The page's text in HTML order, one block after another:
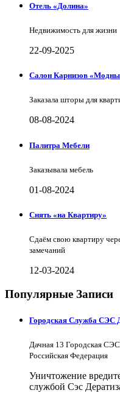
Отель «Долина»
Недвижимость для жизни
22-09-2025
Салон Карнизов
Заказала шторы для
08-08-2024
Палитра Мебели
Заказывала мебель
01-08-2024
Снять «на Квартиру»
Сдаём свою квартиру
замечаний
12-03-2024
Популярные Записи
Городская Служба СЭС
Дачная 13 Городская
Российская Федерация
Уничтожение
службой Сэс